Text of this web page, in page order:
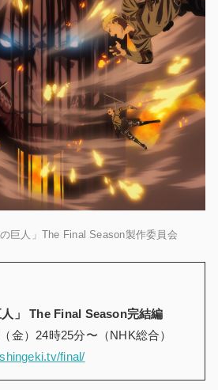
巨人」The Final Season製作委員会
」 The Final Season完結編
金）24時25分〜（NHK総合）
final/